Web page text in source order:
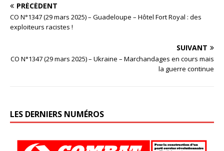
PRÉCÉDENT
CO N°1347 (29 mars 2025) – Guadeloupe – Hôtel Fort Royal : des
exploiteurs racistes !
SUIVANT
CO N°1347 (29 mars 2025) – Ukraine – Marchandages en cours mais
la guerre continue
LES DERNIERS NUMÉROS